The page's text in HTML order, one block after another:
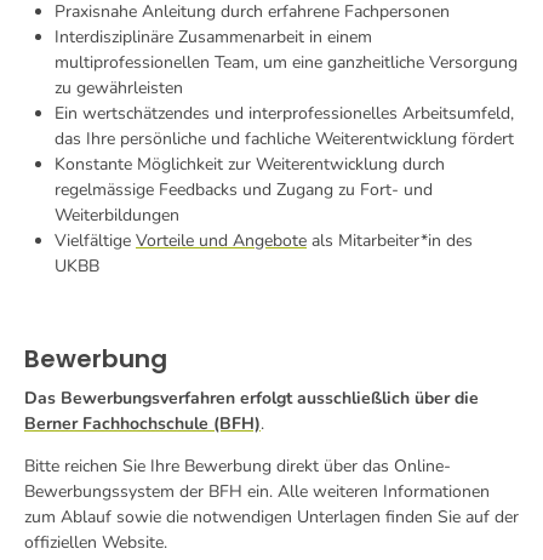
Praxisnahe Anleitung durch erfahrene Fachpersonen
Interdisziplinäre Zusammenarbeit in einem
multiprofessionellen Team, um eine ganzheitliche Versorgung
zu gewährleisten
Ein wertschätzendes und interprofessionelles Arbeitsumfeld,
das Ihre persönliche und fachliche Weiterentwicklung fördert
Konstante Möglichkeit zur Weiterentwicklung durch
regelmässige Feedbacks und Zugang zu Fort- und
Weiterbildungen
Vielfältige Vorteile und Angebote als Mitarbeiter*in des
UKBB
Bewerbung
Das Bewerbungsverfahren erfolgt ausschließlich über die
Berner Fachhochschule (BFH).
Bitte reichen Sie Ihre Bewerbung direkt über das Online-
Bewerbungssystem der BFH ein. Alle weiteren Informationen
zum Ablauf sowie die notwendigen Unterlagen finden Sie auf der
offiziellen Website.